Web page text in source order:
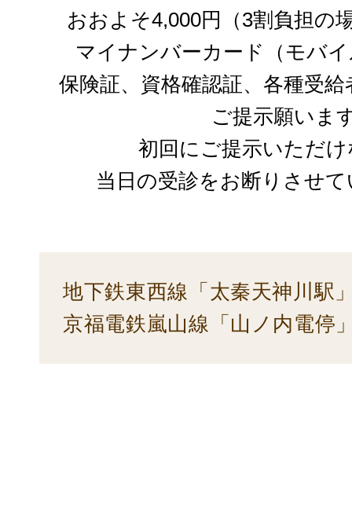
おおよそ4,000円（3割負担の
マイナンバーカード（モバ
保険証、資格確認証、各種受
ご提示願いま
初回にご提示いただ
当日の受診をお断りさせ
地下鉄東西線「太秦天神川駅
京福電鉄嵐山線「山ノ内電停